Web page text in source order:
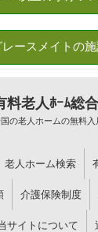
料老人ﾎｰﾑ総
の老人ホームの無料
老人ホーム検索
介護保険制度
サイトについて